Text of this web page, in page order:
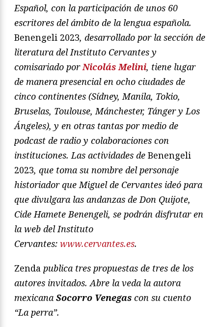
Español, con la participación de unos 60
escritores del ámbito de la lengua española.
Benengeli 2023, desarrollado por la sección de
literatura del Instituto Cervantes y
comisariado porNicolás Melini, tiene lugar
de manera presencial en ocho ciudades de
cinco continentes (Sídney, Manila, Tokio,
Bruselas, Toulouse, Mánchester, Tánger y Los
Ángeles), y en otras tantas por medio de
podcast de radio y colaboraciones con
instituciones. Las actividades de Benengeli
2023, que toma su nombre del personaje
historiador que Miguel de Cervantes ideó para
que divulgara las andanzas de Don Quijote,
Cide Hamete Benengeli, se podrán disfrutar en
la web del Instituto
Cervantes: www.cervantes.es.
Zenda publica tres propuestas de tres de los
autores invitados. Abre la veda la autora
mexicana Socorro Venegas con su cuento
“La perra”.